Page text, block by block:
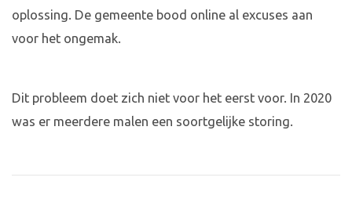
oplossing. De gemeente bood online al excuses aan
voor het ongemak.
Dit probleem doet zich niet voor het eerst voor. In 2020
was er meerdere malen een soortgelijke storing.